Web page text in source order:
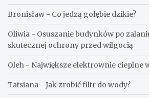
Bronisław - Co jedzą gołębie dzikie?
Oliwia - Osuszanie budynków po
skutecznej ochrony przed wilgocią
Oleh - Największe elektrownie cieplne
Tatsiana - Jak zrobić filtr do wody?